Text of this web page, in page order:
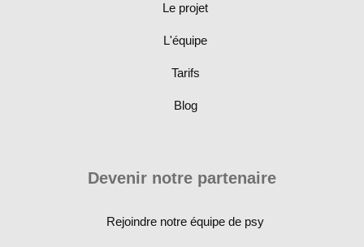
Le projet
L'équipe
Tarifs
Blog
Devenir notre partenaire
Rejoindre notre équipe de psy